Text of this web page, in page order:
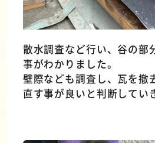
散水調査など行い、谷の部
事がわかりました。
壁際なども調査し、瓦を撤
直す事が良いと判断してい